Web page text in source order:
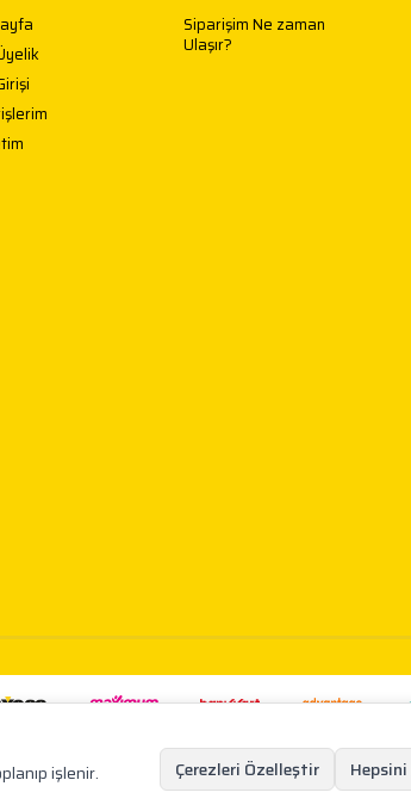
Siparişim Ne zaman
Ulaşır?
işlenir.
Çerezleri Özelleştir